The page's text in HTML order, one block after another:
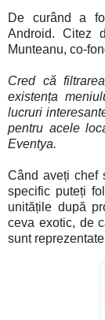
De curând a
Android. Citez
Munteanu, co-
Cred că
existența
lucruri
pentru acele
Eventya.
Când aveți chef
specific puteți
unitățile după
ceva exotic, de
sunt